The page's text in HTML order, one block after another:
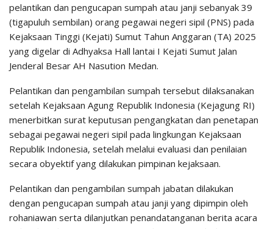
pelantikan dan pengucapan sumpah atau janji sebanyak 39
(tigapuluh sembilan) orang pegawai negeri sipil (PNS) pada
Kejaksaan Tinggi (Kejati) Sumut Tahun Anggaran (TA) 2025
yang digelar di Adhyaksa Hall lantai I Kejati Sumut Jalan
Jenderal Besar AH Nasution Medan.
Pelantikan dan pengambilan sumpah tersebut dilaksanakan
setelah Kejaksaan Agung Republik Indonesia (Kejagung RI)
menerbitkan surat keputusan pengangkatan dan penetapan
sebagai pegawai negeri sipil pada lingkungan Kejaksaan
Republik Indonesia, setelah melalui evaluasi dan penilaian
secara obyektif yang dilakukan pimpinan kejaksaan.
Pelantikan dan pengambilan sumpah jabatan dilakukan
dengan pengucapan sumpah atau janji yang dipimpin oleh
rohaniawan serta dilanjutkan penandatanganan berita acara